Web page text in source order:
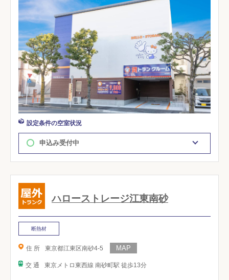
設定条件の空室状況
申込み受付中
ハローストレージ江東南砂
断熱材
住 所 東京都江東区南砂4-5
交 通 東京メトロ東西線 南砂町駅 徒歩13分